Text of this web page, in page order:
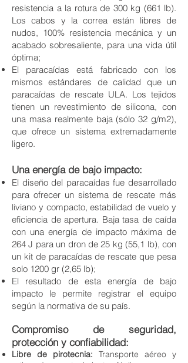
resistencia a la rotura de 300 kg (661 lb).
Los cabos y la correa están libres de
nudos, 100% resistencia mecánica y un
acabado sobresaliente, para una vida útil
óptima;
El paracaídas está fabricado con los
mismos estándares de calidad que un
paracaídas de rescate ULA. Los tejidos
tienen un revestimiento de silicona, con
una masa realmente baja (sólo 32 g/m2),
que ofrece un sistema extremadamente
ligero.
Una energía de bajo impacto:
El diseño del paracaídas fue desarrollado
para ofrecer un sistema de rescate más
liviano y compacto, estabilidad de vuelo y
eficiencia de apertura. Baja tasa de caída
con una energía de impacto máxima de
264 J para un dron de 25 kg (55,1 lb), con
un kit de paracaídas de rescate que pesa
solo 1200 gr (2,65 lb);
El resultado de esta energía de bajo
impacto le permite registrar el equipo
según la normativa de su país.
Compromiso de seguridad,
protección y confiabilidad:
Libre de pirotecnia: Transporte aéreo y